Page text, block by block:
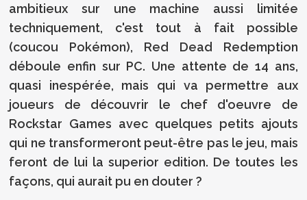
ambitieux sur une machine aussi limitée
techniquement, c'est tout à fait possible
(coucou Pokémon), Red Dead Redemption
déboule enfin sur PC. Une attente de 14 ans,
quasi inespérée, mais qui va permettre aux
joueurs de découvrir le chef d'oeuvre de
Rockstar Games avec quelques petits ajouts
qui ne transformeront peut-être pas le jeu, mais
feront de lui la superior edition. De toutes les
façons, qui aurait pu en douter ?